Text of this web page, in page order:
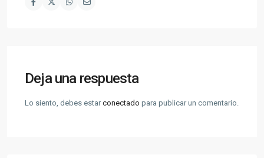
Deja una respuesta
Lo siento, debes estarconectado para publicar un comentario.